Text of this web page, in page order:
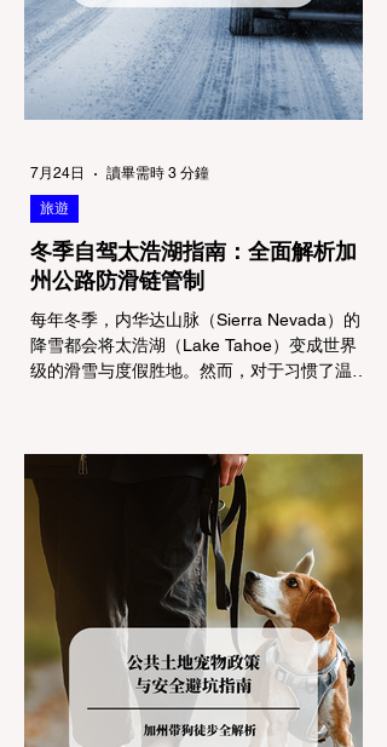
冬季自驾太浩湖指南：全面解析加
州公路防滑链管制
每年冬季，内华达山脉（Sierra Nevada）的
降雪都会将太浩湖（Lake Tahoe）变成世界
级的滑雪与度假胜地。然而，对于习惯了温暖
(Chain Controls)。 不了解这些规定，不仅可
能面临高额罚单或被公路巡警（CHP）劝
返，更可能在冰雪路面上引发严重的安全事
故。本文将为您系统解析加州的防滑链政策，
帮助您明确自己的车型在不同路况下的具体要
求，并为出行做好充足准备。 一、 核心概
念：看懂加州 R1, R2, R3 管制级别 当恶劣天
气来袭，加州交通局会在公路上启动防滑链管
制，并通过电子路牌指示当前的管制级别。加
州采用三个递进的级别（R1至R3）来规范通
行车辆： R1 管制 (Requirement 1) 规定内
旅遊
7月24日 讀畢需時 3 分鐘